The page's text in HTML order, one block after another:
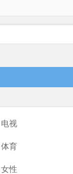
电视
体育
女性